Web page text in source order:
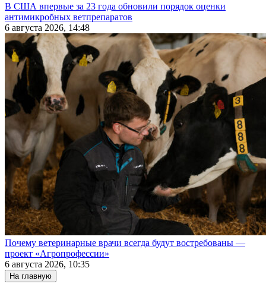
В США впервые за 23 года обновили порядок оценки
антимикробных ветпрепаратов
6 августа 2026, 14:48
Почему ветеринарные врачи всегда будут востребованы —
проект «Агропрофессии»
6 августа 2026, 10:35
На главную